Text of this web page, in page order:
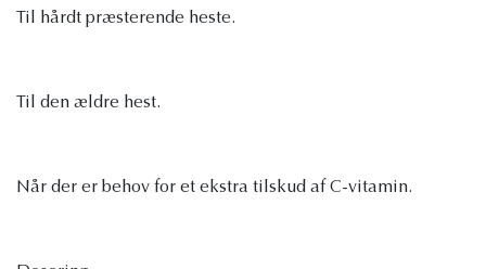
Til hårdt præsterende heste.
Til den ældre hest.
Når der er behov for et ekstra tilskud af C-vitamin.